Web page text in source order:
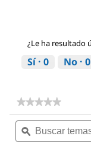
¿Le ha resultado
Sí · 0 No · 0
★★★★★
★★★★★
hay
valoraciones
de
Buscar
temas
y
ϙ